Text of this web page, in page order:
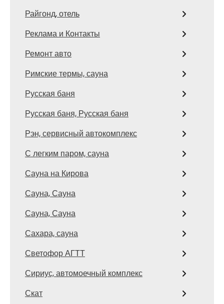
Райгонд, отель
Реклама и Контакты
Ремонт авто
Римские термы, сауна
Русская баня
Русская баня, Русская баня
Рэн, сервисный автокомплекс
С легким паром, сауна
Сауна на Кирова
Сауна, Сауна
Сауна, Сауна
Сахара, сауна
Светофор АГТТ
Сириус, автомоечный комплекс
Скат